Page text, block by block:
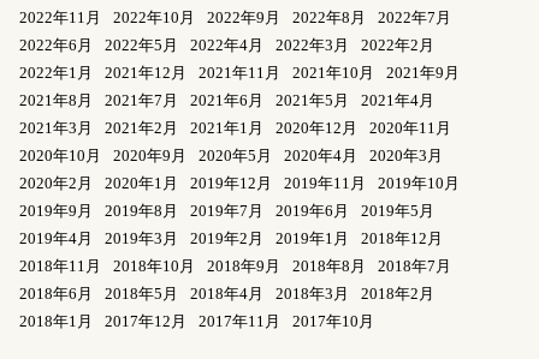
2022年11月
2022年10月 2022年9月 2022年8月
2022年7月
2022年6月
2022年5月 2022年4月 2022年3月
2022年2月
2022年1月
2021年12月 2021年11月 2021年10月
2021年9月
2021年8月
2021年7月 2021年6月 2021年5月
2021年4月
2021年3月
2021年2月 2021年1月 2020年12月
2020年11月
2020年10月
2020年9月 2020年5月 2020年4月
2020年3月
2020年2月
2020年1月 2019年12月 2019年11月
2019年10月
2019年9月
2019年8月 2019年7月 2019年6月
2019年5月
2019年4月
2019年3月 2019年2月 2019年1月
2018年12月
2018年11月
2018年10月 2018年9月 2018年8月
2018年7月
2018年6月
2018年5月 2018年4月 2018年3月
2018年2月
2018年1月
2017年12月 2017年11月 2017年10月